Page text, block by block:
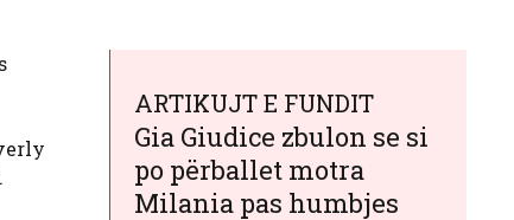
ARTIKUJT E FUNDIT
Gia Giudice zbulon se si
po përballet motra
Milania pas humbjes